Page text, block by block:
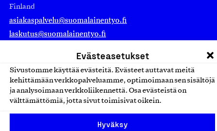
Evästeasetukset
Sivustomme käyttää evästeitä. Evästeet auttavat meitä
kehittämään verkkopalveluamme, optimoimaan sen sisältöjä
ja analysoimaan verkkoliikennettä. Osa evästeistä on
välttämättömiä, jotta sivut toimisivat oikein.
Hyväksy
Finland
asiakaspalvelu@suomalainentyo.fi
laskutus@suomalainentyo.fi
Avainlippu